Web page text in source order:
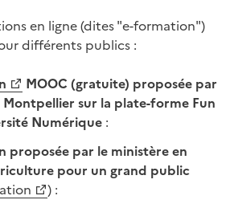
en ligne (dites "e-formation")
différents publics :
MOOC (gratuite) proposée par
sur la plate-forme Fun
Numérique :
proposée par le ministère en
pour un grand public
) :